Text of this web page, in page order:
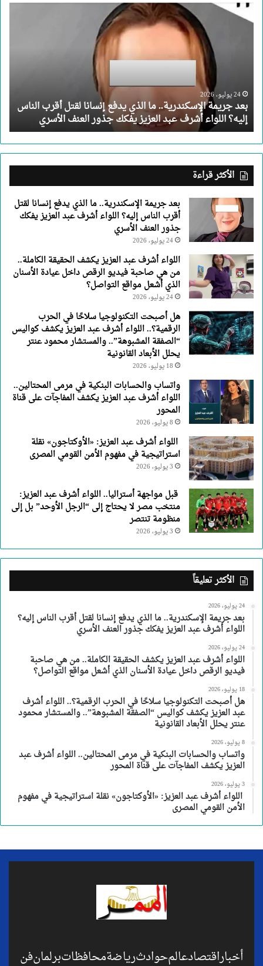
بعد
جريمة
لقتل
أقرب
الناس
إليه؟
اللواء
أشرف
عبد
العزيز
جذور
العنف
الأسري
24 يوليو، 2026
بعد جريمة الإسكندرية.. ما الذي يدفع إنسانا لقتل أقرب الناس
إليه؟ اللواء أشرف عبد العزيز يفكك جذور العنف الأسري
الأكثر قراءة
بعد جريمة الإسكندرية.. ما الذي يدفع إنسانا لقتل
أقرب الناس إليه؟ اللواء أشرف عبد العزيز يفكك
جذور العنف الأسري
24 يوليو، 2026
اللواء أشرف عبد العزيز يكشف الحقيقة الكاملة..
من هي صاحبة فيديو الرقص داخل عيادة الأسنان
الذي أشعل مواقع التواصل؟
24 يوليو، 2026
هل أصبحت التكنولوجيا سلاحًا في الحرب
الرقمية؟.. اللواء أشرف عبد العزيز يكشف كواليس
“الصفقة المشبوهة”.. والمستشار محمود عنتر
يحلل الأبعاد القانونية
18 يوليو، 2026
واتساب والحسابات البنكية في مرمى المحتالين..
اللواء أشرف عبد العزيز يكشف المفاجآت على قناة
المحور
8 يوليو، 2026
اللواء أشرف عبد العزيز: «الأوكتاجون» نقلة
استراتيجية في مفهوم الأمن القومي المصرى
3 يوليو، 2026
قبل مواجهة أستراليا.. اللواء أشرف عبد العزيز:
منتخب مصر لا يحتاج إلى “الرجل الأوحد” بل إلى
منظومة تنتصر
3 يوليو، 2026
الأكثر تعليقاً
24 يوليو، 2026
بعد جريمة الإسكندرية.. ما الذي يدفع إنسانا لقتل أقرب الناس إليه؟
اللواء أشرف عبد العزيز يفكك جذور العنف الأسري
24 يوليو، 2026
اللواء أشرف عبد العزيز يكشف الحقيقة الكاملة.. من هي صاحبة
فيديو الرقص داخل عيادة الأسنان الذي أشعل مواقع التواصل؟
18 يوليو، 2026
هل أصبحت التكنولوجيا سلاحًا في الحرب الرقمية؟.. اللواء أشرف
عبد العزيز يكشف كواليس “الصفقة المشبوهة”.. والمستشار محمود
عنتر يحلل الأبعاد القانونية
8 يوليو، 2026
واتساب والحسابات البنكية في مرمى المحتالين.. اللواء أشرف عبد
العزيز يكشف المفاجآت على قناة المحور
3 يوليو، 2026
اللواء أشرف عبد العزيز: «الأوكتاجون» نقلة استراتيجية في مفهوم
الأمن القومي المصرى
أخباراقتصادعالمحوادثرياضةمحافظاتبرلمانفن